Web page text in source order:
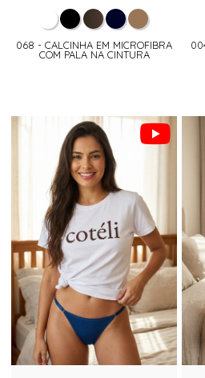
068 - CALCINHA EM MICROFIBRA
COM PALA NA CINTURA